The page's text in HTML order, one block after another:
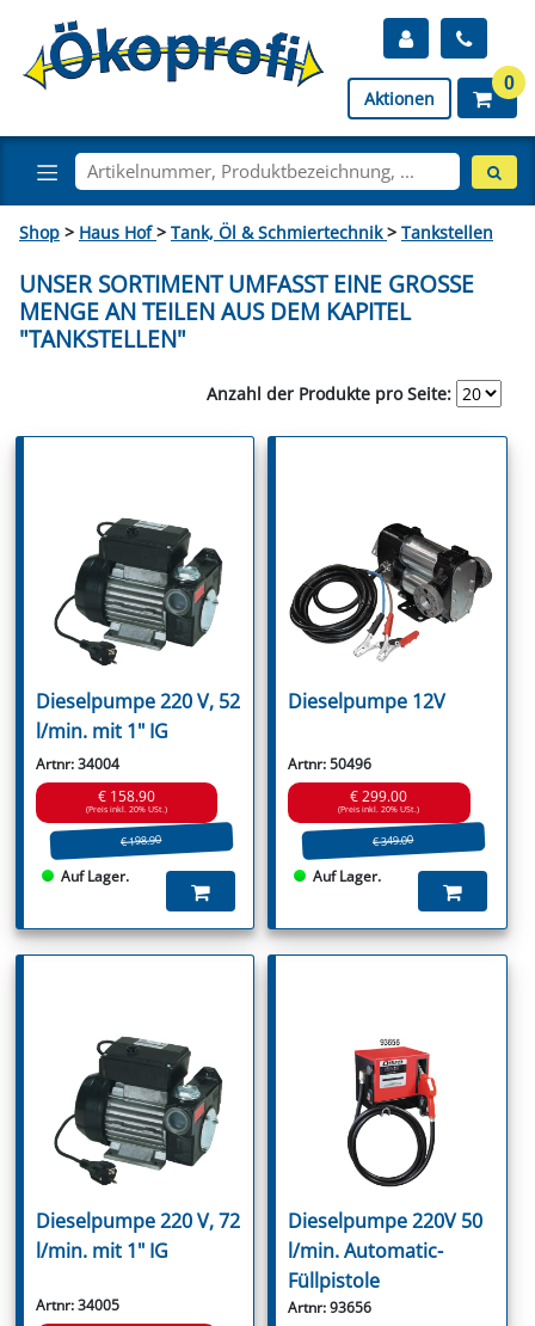
Aktionen
0
Shop > Haus Hof> Tank, Öl & Schmiertechnik> Tankstellen
UNSER SORTIMENT UMFASST EINE GROSSE M
ENGE AN TEILEN AUS DEM KAPITEL "
TANKSTELLEN"
Anzahl der Produkte pro Seite:
Dieselpumpe 220 V, 52
l/min. mit 1" IG
Artnr: 34004
€ 158.90
(Preis inkl. 20% USt.)
€ 198.90
Auf Lager.
Dieselpumpe 12V
Artnr: 50496
€ 299.00
(Preis inkl. 20% USt.)
€ 349.00
Auf Lager.
Dieselpumpe 220 V, 72
l/min. mit 1" IG
Artnr: 34005
Dieselpumpe 220V 50
l/min. Automatic-
Füllpistole
Artnr: 93656